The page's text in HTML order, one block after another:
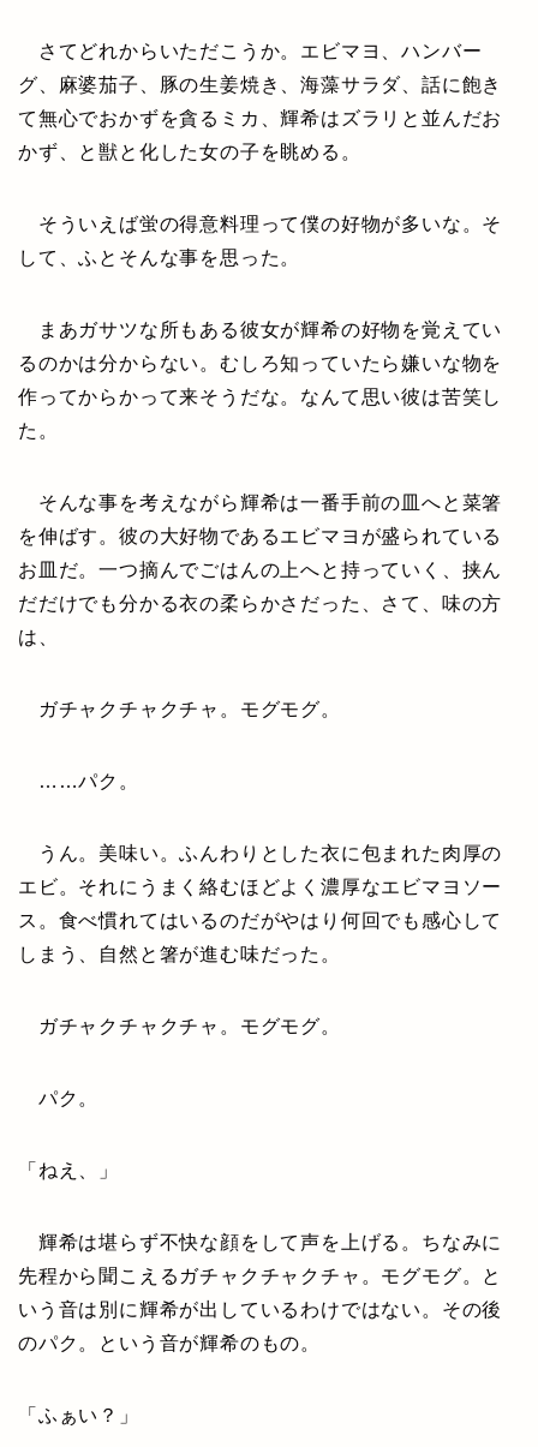
さてどれからいただこうか。エビマヨ、ハンバー
グ、麻婆茄子、豚の生姜焼き、海藻サラダ、話に飽き
て無心でおかずを貪るミカ、輝希はズラリと並んだお
かず、と獣と化した女の子を眺める。
そういえば蛍の得意料理って僕の好物が多いな。そ
して、ふとそんな事を思った。
まあガサツな所もある彼女が輝希の好物を覚えてい
るのかは分からない。むしろ知っていたら嫌いな物を
作ってからかって来そうだな。なんて思い彼は苦笑し
た。
そんな事を考えながら輝希は一番手前の皿へと菜箸
を伸ばす。彼の大好物であるエビマヨが盛られている
お皿だ。一つ摘んでごはんの上へと持っていく、挟ん
だだけでも分かる衣の柔らかさだった、さて、味の方
は、
ガチャクチャクチャ。モグモグ。
……パク。
うん。美味い。ふんわりとした衣に包まれた肉厚の
エビ。それにうまく絡むほどよく濃厚なエビマヨソー
ス。食べ慣れてはいるのだがやはり何回でも感心して
しまう、自然と箸が進む味だった。
ガチャクチャクチャ。モグモグ。
パク。
「ねえ、」
輝希は堪らず不快な顔をして声を上げる。ちなみに
先程から聞こえるガチャクチャクチャ。モグモグ。と
いう音は別に輝希が出しているわけではない。その後
のパク。という音が輝希のもの。
「ふぁい？」